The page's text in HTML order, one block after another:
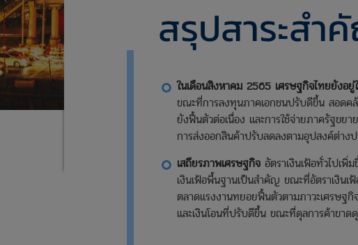
แถลงข่าวเศรษฐกิจและการเงินเดือนสิงหาคม
สรุปสาระสำ
ในเดือนสิงหาคม 2565 เศรษฐกิจไทยยังอ
ขณะที่การลงทุนภาคเอกชนปรับดีขึ้น สอดค
ยังฟื้นตัวต่อเนื่อง และการใช้จ่ายภาครัฐขย
การส่งออกสินค้าปรับลดลงตามอุปสงค์ต่า
เสถียรภาพเศรษฐกิจ อัตราเงินเฟ้อทั่วไปเพิ่
เงินเฟ้อพื้นฐานเป็นสำคัญ ขณะที่อัตราเงินเ
ตลาดแรงงานทยอยฟื้นตัวตามภาวะเศรษฐ
และเงินโอนที่ปรับดีขึ้น ขณะที่ดุลการค้าขาด